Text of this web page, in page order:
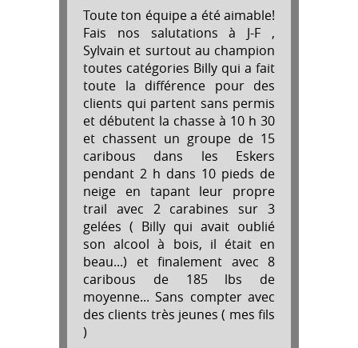
Toute ton équipe a été aimable!
Fais nos salutations à J-F ,
Sylvain et surtout au champion
toutes catégories Billy qui a fait
toute la différence pour des
clients qui partent sans permis
et débutent la chasse à 10 h 30
et chassent un groupe de 15
caribous dans les Eskers
pendant 2 h dans 10 pieds de
neige en tapant leur propre
trail avec 2 carabines sur 3
gelées ( Billy qui avait oublié
son alcool à bois, il était en
beau...) et finalement avec 8
caribous de 185 lbs de
moyenne... Sans compter avec
des clients très jeunes ( mes fils
)